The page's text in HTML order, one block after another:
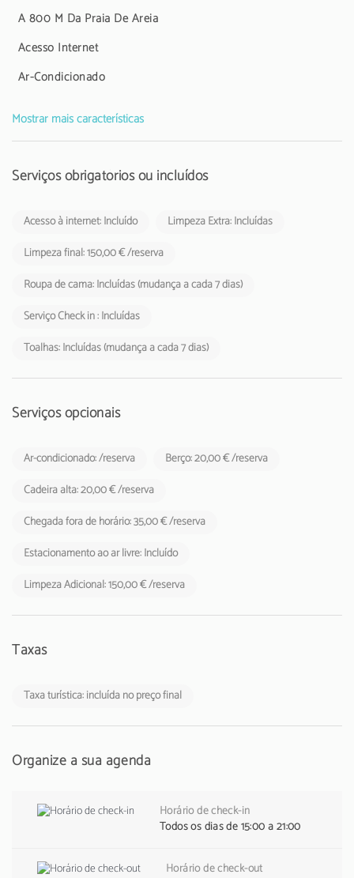
A 800 M Da Praia De Areia
Acesso Internet
Ar-Condicionado
Mostrar mais características
Serviços obrigatórios ou incluídos
Acesso à internet: Incluído
Limpeza Extra: Incluídas
Limpeza final: 150,00 € /reserva
Roupa de cama: Incluídas (mudança a cada 7 dias)
Serviço Check in : Incluídas
Toalhas: Incluídas (mudança a cada 7 dias)
Serviços opcionais
Ar-condicionado: /reserva
Berço: 20,00 € /reserva
Cadeira alta: 20,00 € /reserva
Chegada fora de horário: 35,00 € /reserva
Estacionamento ao ar livre: Incluído
Limpeza Adicional: 150,00 € /reserva
Taxas
Taxa turística: incluída no preço final
Organize a sua agenda
Horário de check-in
Todos os dias de 15:00 a 21:00
Horário de check-out